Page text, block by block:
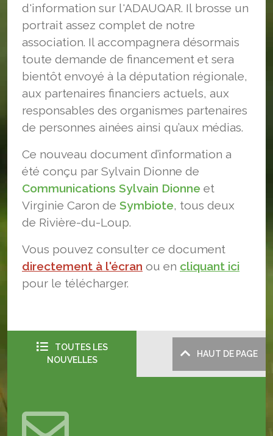
d'information sur l'ADAUQAR. Il brosse un
portrait assez complet de notre
association. Il accompagnera désormais
toute demande de financement et sera
bientôt envoyé à la députation régionale,
aux partenaires financiers actuels, aux
responsables des organismes partenaires
de personnes ainées ainsi qu’aux médias.
Ce nouveau document d’information a
été conçu par Sylvain Dionne de
Communications Sylvain Dionne et
Virginie Caron de Symbiote, tous deux
de Rivière-du-Loup.
Vous pouvez consulter ce document
directement à l'écran ou en cliquant ici
pour le télécharger.
TOUTES LES
NOUVELLES
HAUT DE PAGE